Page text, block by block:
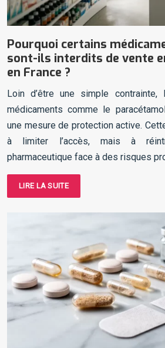
Pourquoi certains
sont-ils interdits de vente
en France ?
Loin d’être une simple
médicaments comme le
une mesure de protection active.
à limiter l’accès, mais à
pharmaceutique face à des risques
LIRE LA SUITE